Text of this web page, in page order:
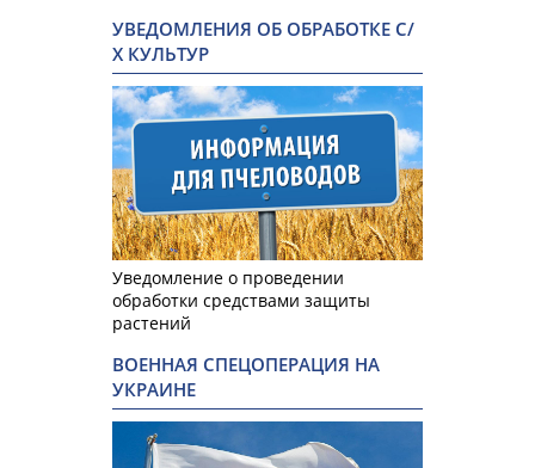
УВЕДОМЛЕНИЯ ОБ ОБРАБОТКЕ С/
Х КУЛЬТУР
Уведомление о проведении
обработки средствами защиты
растений
ВОЕННАЯ СПЕЦОПЕРАЦИЯ НА
УКРАИНЕ